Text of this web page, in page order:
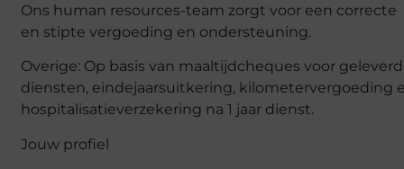
Ons human resources-team zorgt voor een correcte
en stipte vergoeding en ondersteuning.
Overige: Op basis van maaltijdcheques voor
diensten, eindejaarsuitkering, kilometervergoeding
hospitalisatieverzekering na 1 jaar dienst.
Jouw profiel